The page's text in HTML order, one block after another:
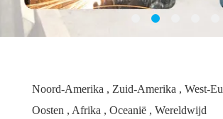
Noord-Amerika , Zuid-Amerika , West-
Oosten , Afrika , Oceanië , Wereldwijd